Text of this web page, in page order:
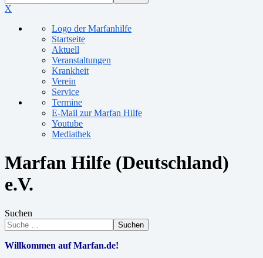
X
Logo der Marfanhilfe
Startseite
Aktuell
Veranstaltungen
Krankheit
Verein
Service
Termine
E-Mail zur Marfan Hilfe
Youtube
Mediathek
Marfan Hilfe (Deutschland)
e.V.
Suchen
Suchen
Willkommen auf Marfan.de!